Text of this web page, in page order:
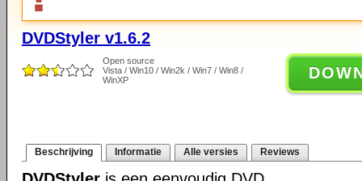
DVDStyler v1.6.2
Open source
Vista / Win10 / Win2k / Win7 / Win8 /
WinXP
Beschrijving Informatie Alle versies Reviews